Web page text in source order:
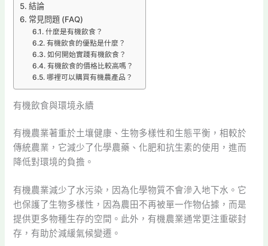
結論
常見問題 (FAQ)
什麼是有機飲食？
有機飲食的優點是什麼？
如何開始實踐有機飲食？
有機飲食的價格比較高嗎？
哪裡可以購買有機農產品？
有機飲食與環境永續
有機農業著重於土壤健康、生物多樣性和生態平衡，相較於
傳統農業，它減少了化學農藥、化肥和抗生素的使用，進而
降低對環境的負擔。
有機農業減少了水污染，因為化學物質不會滲入地下水。它
也保護了生物多樣性，因為農田不再被單一作物佔據，而是
提供更多物種生存的空間。此外，有機農業通常更注重碳封
存，有助於減緩氣候變遷。